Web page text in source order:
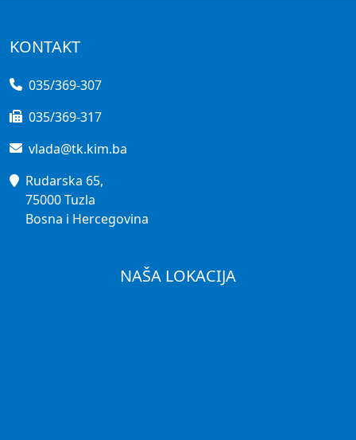
KONTAKT
035/369-307
035/369-317
vlada@tk.kim.ba
Rudarska 65,
75000 Tuzla
Bosna i Hercegovina
NAŠA LOKACIJA